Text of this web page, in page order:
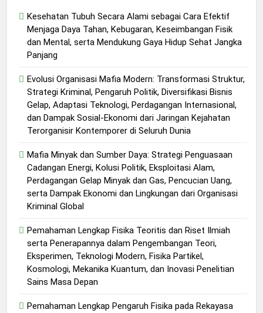
Kesehatan Tubuh Secara Alami sebagai Cara Efektif
Menjaga Daya Tahan, Kebugaran, Keseimbangan Fisik
dan Mental, serta Mendukung Gaya Hidup Sehat Jangka
Panjang
Evolusi Organisasi Mafia Modern: Transformasi Struktur,
Strategi Kriminal, Pengaruh Politik, Diversifikasi Bisnis
Gelap, Adaptasi Teknologi, Perdagangan Internasional,
dan Dampak Sosial-Ekonomi dari Jaringan Kejahatan
Terorganisir Kontemporer di Seluruh Dunia
Mafia Minyak dan Sumber Daya: Strategi Penguasaan
Cadangan Energi, Kolusi Politik, Eksploitasi Alam,
Perdagangan Gelap Minyak dan Gas, Pencucian Uang,
serta Dampak Ekonomi dan Lingkungan dari Organisasi
Kriminal Global
Pemahaman Lengkap Fisika Teoritis dan Riset Ilmiah
serta Penerapannya dalam Pengembangan Teori,
Eksperimen, Teknologi Modern, Fisika Partikel,
Kosmologi, Mekanika Kuantum, dan Inovasi Penelitian
Sains Masa Depan
Pemahaman Lengkap Pengaruh Fisika pada Rekayasa